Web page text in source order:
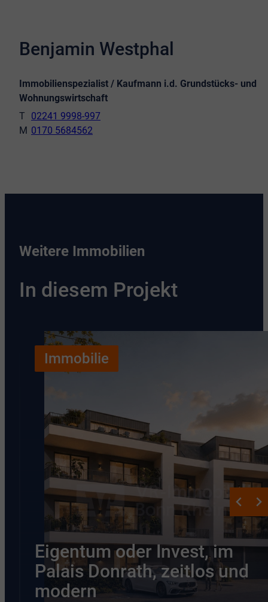
Benjamin Westphal
Immobilienspezialist / Kaufmann i.d. Grundstücks- und
Wohnungswirtschaft
02241 9998-997
0170 5684562
Weitere Immobilien
In diesem Projekt
Immobilie
Eigentum oder Invest, im
Palais Donrath, zeitlos und
modern